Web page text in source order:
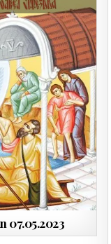
07.05.2023